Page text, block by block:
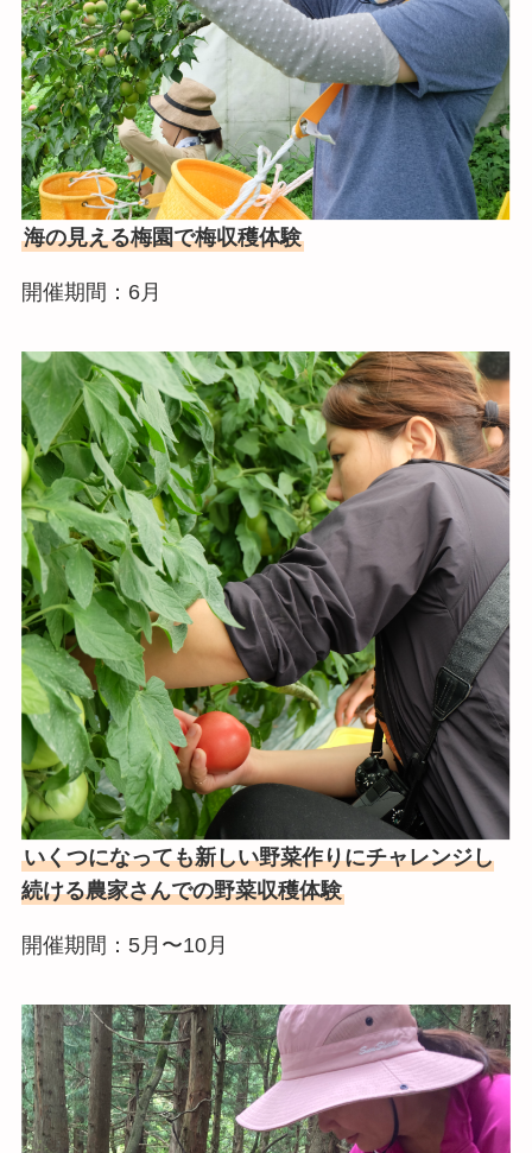
海の見える梅園で梅収穫体験
開催期間：6月
いくつになっても新しい野菜作りにチャレンジし
続ける農家さんでの野菜収穫体験
開催期間：5月〜10月